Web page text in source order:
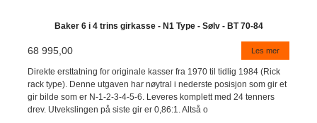
Baker 6 i 4 trins girkasse - N1 Type - Sølv - BT 70-84
68 995,00 Les mer
Direkte ersttatning for originale kasser fra 1970 til tidlig 1984 (Rick
rack type). Denne utgaven har nøytral i nederste posisjon som gir et
gir bilde som er N-1-2-3-4-5-6. Leveres komplett med 24 tenners
drev. Utvekslingen på siste gir er 0,86:1. Altså o